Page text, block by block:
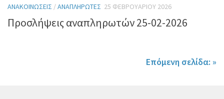
ΑΝΑΚΟΙΝΏΣΕΙΣ /ΑΝΑΠΛΗΡΩΤΈΣ 25 ΦΕΒΡΟΥΑΡΊΟΥ 2026
Προσλήψεις αναπληρωτών 25-02-2026
Επόμενη σελίδα: »